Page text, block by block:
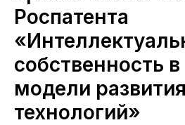
Роспатента
собственность
модели
технологий»